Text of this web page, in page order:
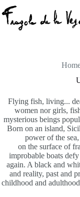
Skip
to
content
Flying fish, living...
women nor girls,
mysterious beings
Born on an island,
power of the
on the surface of
improbable boats
again. A black and
and reality, past and
childhood and